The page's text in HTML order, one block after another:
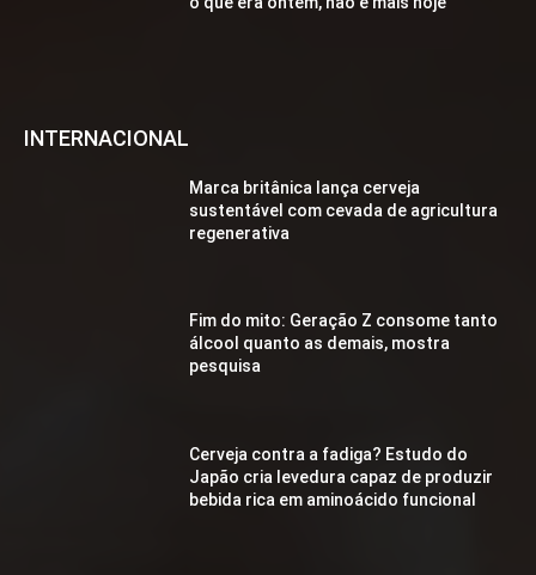
INTERNACIONAL
Marca britânica lança cerveja
sustentável com cevada de agricultura
regenerativa
Fim do mito: Geração Z consome tanto
álcool quanto as demais, mostra
pesquisa
Cerveja contra a fadiga? Estudo do
Japão cria levedura capaz de produzir
bebida rica em aminoácido funcional